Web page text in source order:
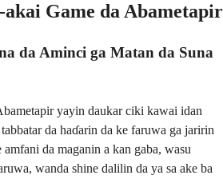
Game da Abametapir
da Aminci ga Matan da Suna
yayin daukar ciki kawai idan
da haɗarin da ke faruwa ga jaririn
da maganin a kan gaba, wasu
wanda shine dalilin da ya sa ake ba